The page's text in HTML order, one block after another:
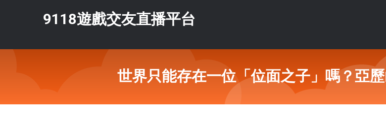
9118遊戲交友直播平台
世界只能存在一位「位面之子」嗎？亞